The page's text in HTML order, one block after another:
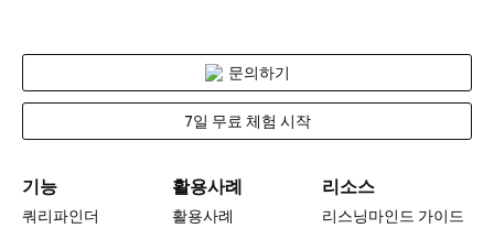
문의하기
7일 무료 체험 시작
기능
쿼리파인더
활용사례
활용사례
리소스
리스닝마인드 가이드